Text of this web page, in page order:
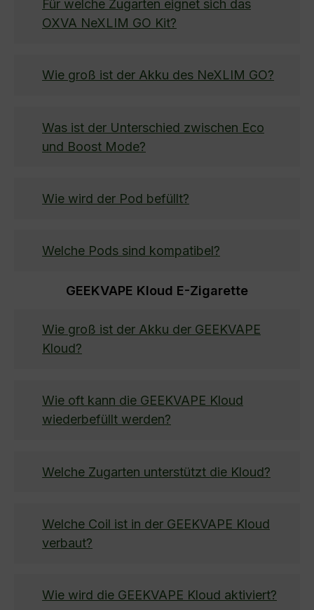
Für welche Zugarten eignet sich das
OXVA NeXLIM GO Kit?
Wie groß ist der Akku des NeXLIM GO?
Was ist der Unterschied zwischen Eco
und Boost Mode?
Wie wird der Pod befüllt?
Welche Pods sind kompatibel?
GEEKVAPE Kloud E-Zigarette
Wie groß ist der Akku der GEEKVAPE
Kloud?
Wie oft kann die GEEKVAPE Kloud
wiederbefüllt werden?
Welche Zugarten unterstützt die Kloud?
Welche Coil ist in der GEEKVAPE Kloud
verbaut?
Wie wird die GEEKVAPE Kloud aktiviert?